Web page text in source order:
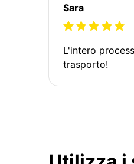
Sara
L'intero
trasporto!